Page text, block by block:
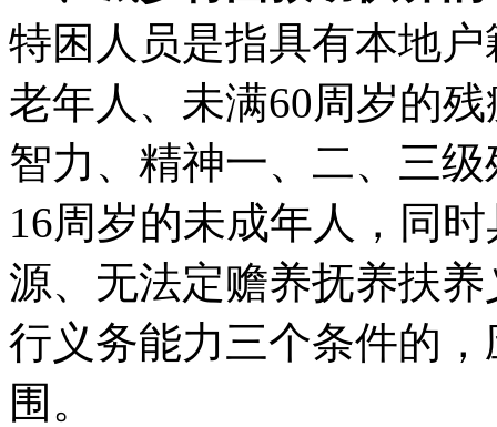
特困人员是指具有本地
老年人、未满60周岁的
智力、精神一、二、三
16周岁的未成年人，同
源、无法定赡养抚养扶
行义务能力三个条件的
围。